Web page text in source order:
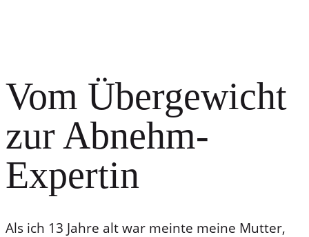
Vom Übergewicht
zur Abnehm-
Expertin
Als ich 13 Jahre alt war meinte meine Mutter,